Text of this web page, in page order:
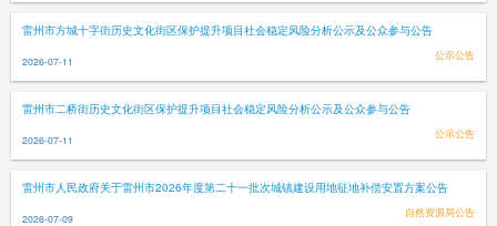
雷州市方城十字街历史文化街区保护提升项目社会稳定风险分析公示及公众参与公告
2026-07-11 公示公告
雷州市二桥街历史文化街区保护提升项目社会稳定风险分析公示及公众参与公告
2026-07-11 公示公告
雷州市人民政府关于雷州市2026年度第二十一批次城镇建设用地征地补偿安置方案公告
2026-07-09 自然资源局公告